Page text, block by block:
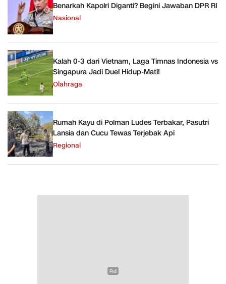
Benarkah Kapolri Diganti? Begini Jawaban DPR RI
Nasional
Kalah 0-3 dari Vietnam, Laga Timnas Indonesia vs
Singapura Jadi Duel Hidup-Mati!
Olahraga
Rumah Kayu di Polman Ludes Terbakar, Pasutri
Lansia dan Cucu Tewas Terjebak Api
Regional